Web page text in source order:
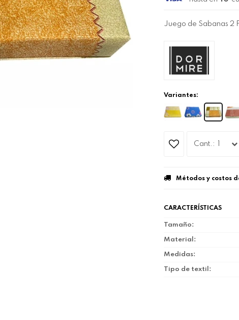
Juego de Sabanas 2
Variantes:
Métodos y costos
CARACTERÍSTICAS
Tamaño
Material
Medidas
Tipo de textil